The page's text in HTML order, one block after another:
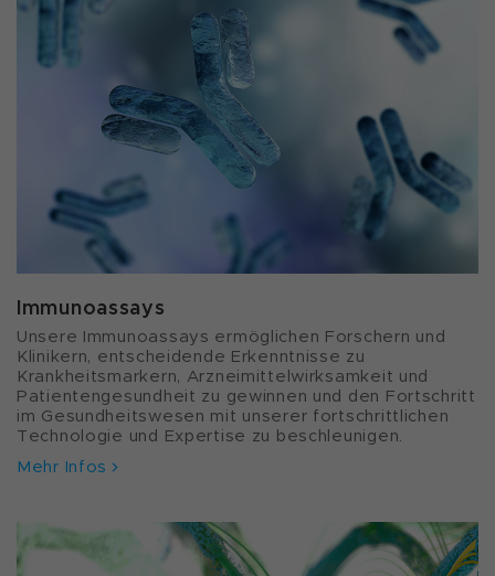
Immunoassays
Unsere Immunoassays ermöglichen Forschern und
Klinikern, entscheidende Erkenntnisse zu
Krankheitsmarkern, Arzneimittelwirksamkeit und
Patientengesundheit zu gewinnen und den Fortschritt
im Gesundheitswesen mit unserer fortschrittlichen
Technologie und Expertise zu beschleunigen.
Mehr Infos